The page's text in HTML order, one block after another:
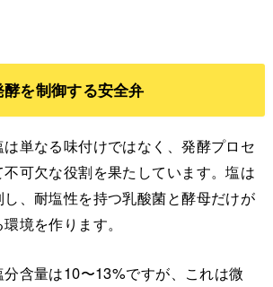
を制御する安全弁
単なる味付けではなく、発酵プロセ
可欠な役割を果たしています。塩は
、耐塩性を持つ乳酸菌と酵母だけが
境を作ります。
含量は10〜13%ですが、これは微